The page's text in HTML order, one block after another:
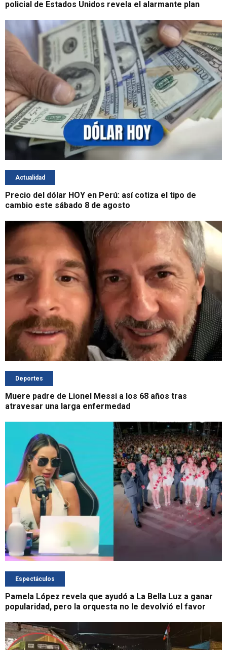
policial de Estados Unidos revela el alarmante plan
Actualidad
Precio del dólar HOY en Perú: así cotiza el tipo de
cambio este sábado 8 de agosto
Deportes
Muere padre de Lionel Messi a los 68 años tras
atravesar una larga enfermedad
Espectáculos
Pamela López revela que ayudó a La Bella Luz a ganar
popularidad, pero la orquesta no le devolvió el favor